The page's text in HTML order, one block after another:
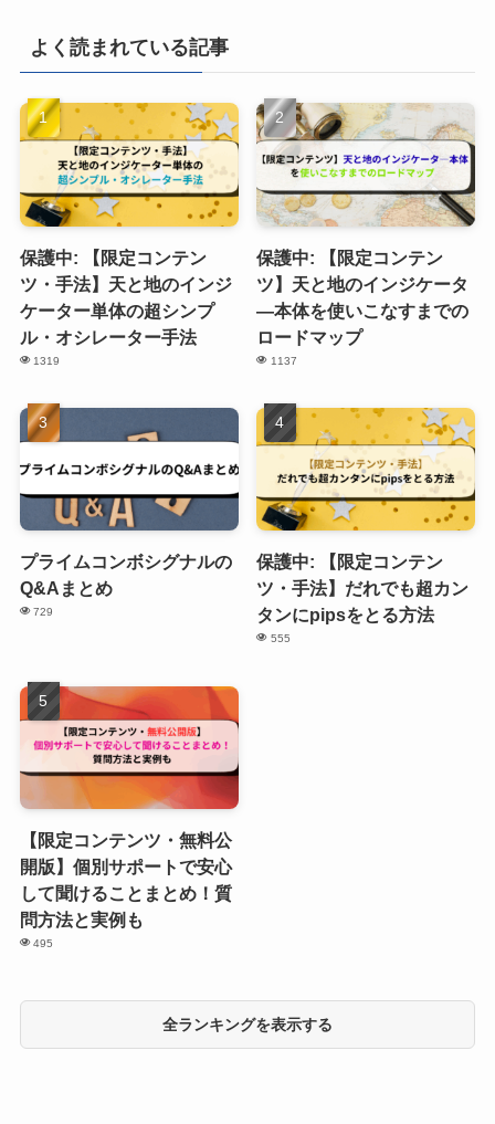
よく読まれている記事
保護中: 【限定コンテン
ツ・手法】天と地のインジ
ケーター単体の超シンプ
ル・オシレーター手法
1319
保護中: 【限定コンテン
ツ】天と地のインジケータ
―本体を使いこなすまでの
ロードマップ
1137
プライムコンボシグナルの
Q&Aまとめ
729
保護中: 【限定コンテン
ツ・手法】だれでも超カン
タンにpipsをとる方法
555
【限定コンテンツ・無料公
開版】個別サポートで安心
して聞けることまとめ！質
問方法と実例も
495
全ランキングを表示する